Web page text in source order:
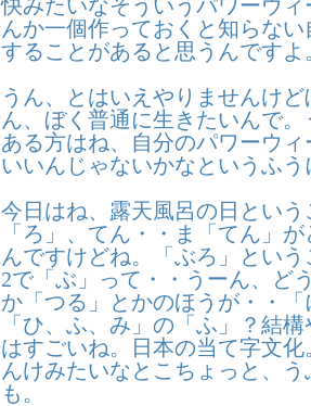
快みたいなそういうパワーウ
んか一個作っておくと知らな
することがあると思うんですよ
うん、とはいえやりませんけ
ん、ぼく普通に生きたいんで
ある方はね、自分のパワーウ
いいんじゃないかなというふ
今日はね、露天風呂の日という
「ろ」、てん・・ま「てん」
んですけどね。「ぶろ」とい
2で「ぶ」って・・うーん、ど
か「つる」とかのほうが・・
「ひ、ふ、み」の「ふ」？結
はすごいね。日本の当て字文
んけみたいなとこちょっと、
も。